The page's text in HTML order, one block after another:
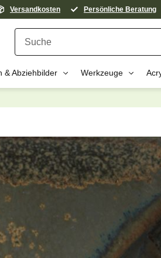
Versandkosten Persönliche Beratung
& Abziehbilder Werkzeuge
någon av